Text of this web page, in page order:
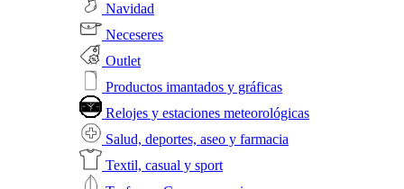
Navidad
Neceseres
Outlet
Productos imantados y gráficas
Relojes y estaciones meteorológicas
Salud, deportes, aseo y farmacia
Textil, casual y sport